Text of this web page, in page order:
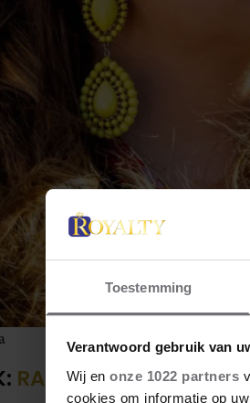
Toestemming
Verantwoord gebruik van
Wij en onze 1022 partners
cookies om informatie op
RAAD JIJ DE